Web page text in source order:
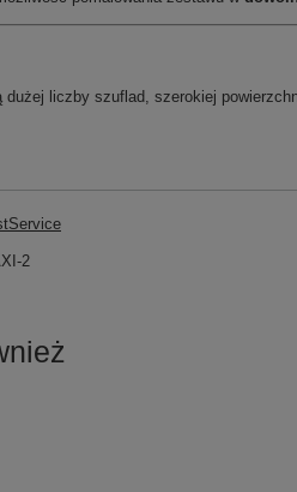
liczby szuflad, szerokiej
2